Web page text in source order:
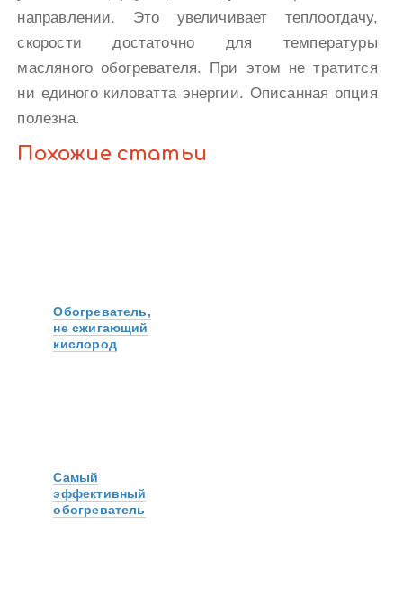
направлении. Это увеличивает теплоотдачу,
скорости достаточно для температуры
масляного обогревателя. При этом не тратится
ни единого киловатта энергии. Описанная опция
полезна.
Похожие статьи
Обогреватель,
не сжигающий
кислород
Самый
эффективный
обогреватель